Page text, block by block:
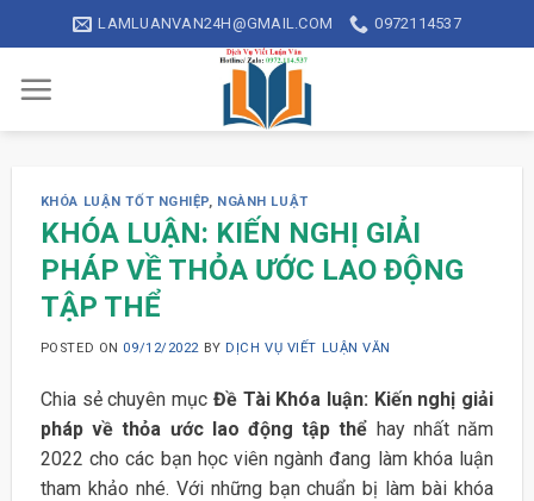
to
content
LAMLUANVAN24H@GMAIL.COM 0972114537
KHÓA LUẬN TỐT NGHIỆP, NGÀNH LUẬT
KHÓA LUẬN: KIẾN NGHỊ GIẢI
PHÁP VỀ THỎA ƯỚC LAO ĐỘNG
TẬP THỂ
POSTED ON 09/12/2022 BY DỊCH VỤ VIẾT LUẬN VĂN
Chia sẻ chuyên mục Đề Tài Khóa luận: Kiến nghị giải
pháp về thỏa ước lao động tập thể hay nhất năm
2022 cho các bạn học viên ngành đang làm khóa luận
tham khảo nhé. Với những bạn chuẩn bị làm bài khóa